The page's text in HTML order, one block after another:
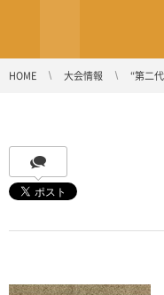
HOME 大会情報 “第二